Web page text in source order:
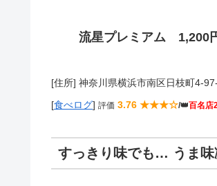
流星プレミアム 1,200
[住所] 神奈川県横浜市南区日枝町4-
[食べログ] 評価 3.76 ★★★☆/👑百名店
すっきり味でも… うま味